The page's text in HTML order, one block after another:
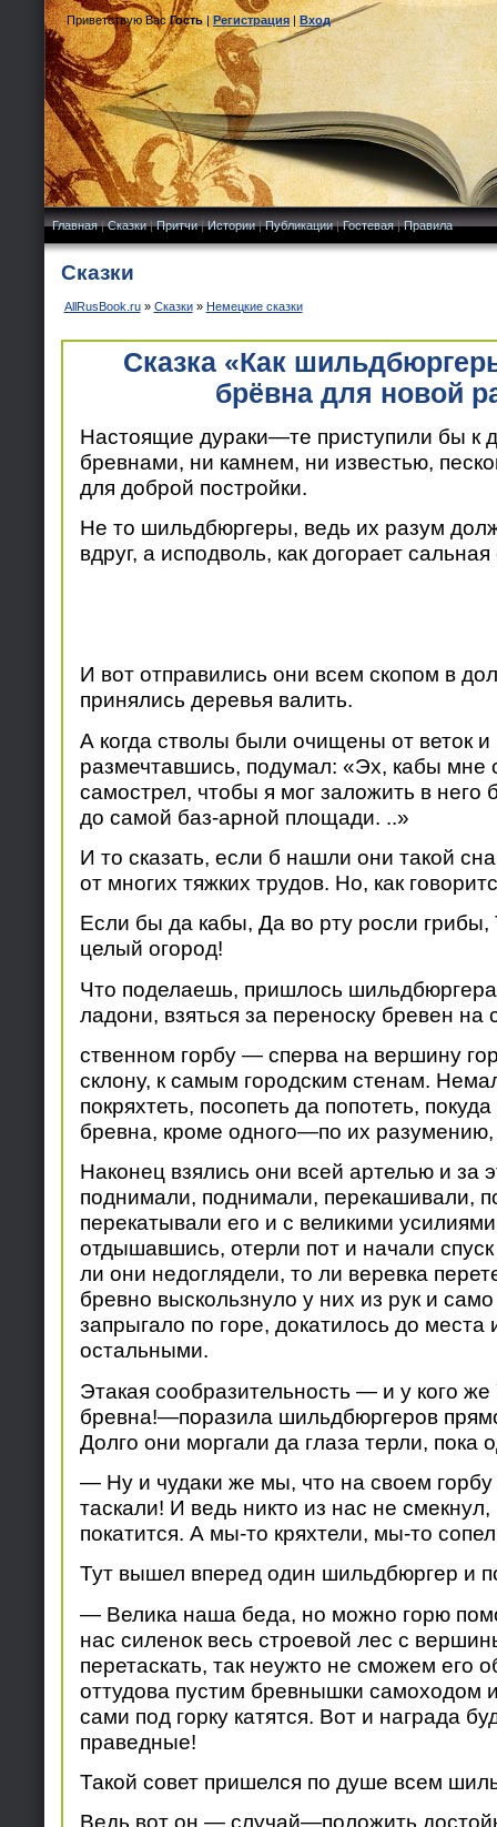
Приветствую Вас Гость|Регистрация|Вход
Главная|Сказки|Притчи|Истории|Публикации|Гостевая|Правила
Сказки
AllRusBook.ru» Сказки» Немецкие сказки
Сказка «Как
брёвна для новой
Настоящие дураки—те приступили бы к
бревнами, ни камнем, ни известью,
для доброй постройки.
Не то шильдбюргеры, ведь их разум
вдруг, а исподволь, как догорает сальная
И вот отправились они всем скопом в
принялись деревья валить.
А когда стволы были очищены от веток и
размечтавшись, подумал: «Эх, кабы мне
самострел, чтобы я мог заложить в него
до самой баз-арной площади. ..»
И то сказать, если б нашли они такой
от многих тяжких трудов. Но, как
Если бы да кабы, Да во рту росли
целый огород!
Что поделаешь, пришлось
ладони, взяться за переноску бревен на
ственном горбу — сперва на вершину
склону, к самым городским стенам.
покряхтеть, посопеть да попотеть,
бревна, кроме одного—по их разумению,
Наконец взялись они всей артелью и за
поднимали, поднимали, перекашивали,
перекатывали его и с великими
отдышавшись, отерли пот и начали спуск
ли они недоглядели, то ли веревка
бревно выскользнуло у них из рук и
запрыгало по горе, докатилось до места
остальными.
Этакая сообразительность — и у кого
бревна!—поразила шильдбюргеров
Долго они моргали да глаза терли, пока
— Ну и чудаки же мы, что на своем горбу
таскали! И ведь никто из нас не
покатится. А мы-то кряхтели, мы-то
Тут вышел вперед один шильдбюргер и
— Велика наша беда, но можно горю
нас силенок весь строевой лес с
перетаскать, так неужто не сможем его
оттудова пустим бревнышки самоходом
сами под горку катятся. Вот и награда
праведные!
Такой совет пришелся по душе всем
Ведь вот он — случай—положить